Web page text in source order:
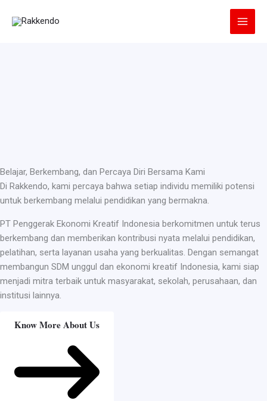
Belajar, Berkembang, dan Percaya Diri Bersama Kami
Di Rakkendo, kami percaya bahwa setiap individu memiliki potensi
untuk berkembang melalui pendidikan yang bermakna.
PT Penggerak Ekonomi Kreatif Indonesia berkomitmen untuk terus
berkembang dan memberikan kontribusi nyata melalui pendidikan,
pelatihan, serta layanan usaha yang berkualitas. Dengan semangat
membangun SDM unggul dan ekonomi kreatif Indonesia, kami siap
menjadi mitra terbaik untuk masyarakat, sekolah, perusahaan, dan
institusi lainnya.
Know More About Us